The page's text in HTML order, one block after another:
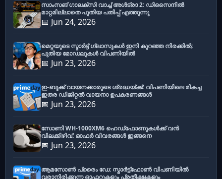
സാംസങ് ഗാലക്സി വാച്ച് അൾട്രാ 2: ഡിസൈനിൽ
മാറ്റമില്ലാതെ പുതിയ പതിപ്പ് എത്തുന്നു
📅 Jun 24, 2026
മെറ്റയുടെ സ്മാർട്ട് ഗ്ലാസുകൾ ഇനി കുറഞ്ഞ നിരക്കിൽ;
പുതിയ മോഡലുകൾ വിപണിയിൽ
📅 Jun 23, 2026
ഇ-ബുക്ക് വായനക്കാരുടെ ശ്രദ്ധയ്ക്ക്: വിപണിയിലെ മികച്ച
ഇതര ഡിജിറ്റൽ വായനാ ഉപകരണങ്ങൾ
📅 Jun 23, 2026
സോണി WH-1000XM6 ഹെഡ്‌ഫോണുകൾക്ക് വൻ
വിലക്കിഴിവ്: ഓഫർ വിവരങ്ങൾ ഇങ്ങനെ
📅 Jun 23, 2026
ആമസോൺ പ്രൈം ഡേ: സ്മാർട്ട്ഫോൺ വിപണിയിൽ
വരാനിരിക്കുന്ന ഓഫറുകളും പ്രതീക്ഷകളും